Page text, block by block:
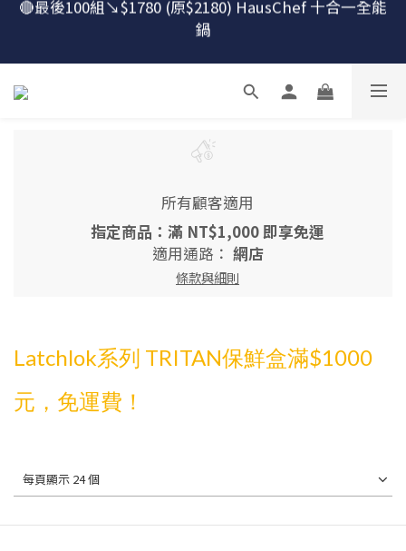
🔴最後100組↘$1780 (原$2180) HausChef 十合一全能
鍋
鍋
炒鍋
🔴最後100組↘$1780 (原$2180) HausChef 十合一全能
鍋
所有顧客適用
指定商品：滿 NT$1,000 即享免運
適用通路： 網店
條款與細則
Latchlok系列 TRITAN保鮮盒滿$1000
元，免運費！
每頁顯示 24 個